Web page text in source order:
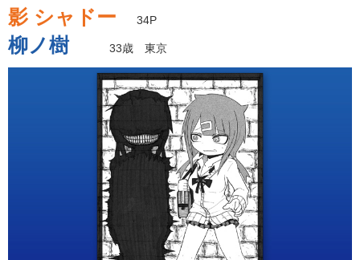
影 シャドー 34P
柳ノ樹 33歳 東京